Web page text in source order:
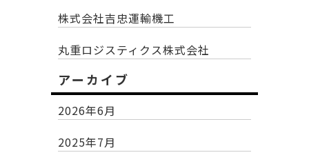
株式会社吉忠運輸機工
丸重ロジスティクス株式会社
アーカイブ
2026年6月
2025年7月